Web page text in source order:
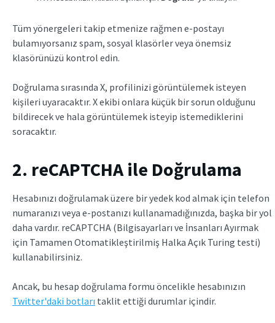
Tüm yönergeleri takip etmenize rağmen e-postayı
bulamıyorsanız spam, sosyal klasörler veya önemsiz
klasörünüzü kontrol edin.
Doğrulama sırasında X, profilinizi görüntülemek isteyen
kişileri uyaracaktır. X ekibi onlara küçük bir sorun olduğunu
bildirecek ve hala görüntülemek isteyip istemediklerini
soracaktır.
2. reCAPTCHA ile Doğrulama
Hesabınızı doğrulamak üzere bir yedek kod almak için telefon
numaranızı veya e-postanızı kullanamadığınızda, başka bir yol
daha vardır. reCAPTCHA (Bilgisayarları ve İnsanları Ayırmak
için Tamamen Otomatikleştirilmiş Halka Açık Turing testi)
kullanabilirsiniz.
Ancak, bu hesap doğrulama formu öncelikle hesabınızın
Twitter'daki botları taklit ettiği durumlar içindir.